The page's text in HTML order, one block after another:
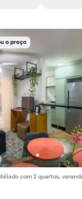
o preço
com 2 quartos,